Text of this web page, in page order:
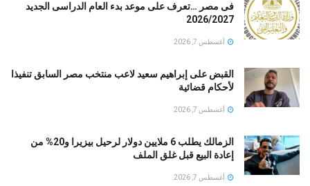
فى مصر …تعرف على موعد بدء العام الدراسى الجديد
2026/2027
أغسطس 7, 2026
القبض على إبراهيم سعيد لاعب منتخب مصر السابق تنفيذا
لأحكام قضائية
أغسطس 7, 2026
الزمالك يطلب 6 ملايين دولار لرحيل بيزيرا و20% من
إعادة البيع قبل غلق الملف
أغسطس 7, 2026